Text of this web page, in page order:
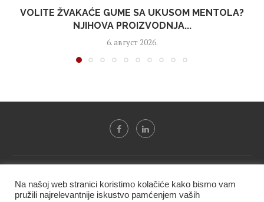
VOLITE ŽVAKAĆE GUME SA UKUSOM MENTOLA?
NJIHOVA PROIZVODNJA...
6. август 2026.
BIF PRESS doo" i ne smeju se presnositi niti koristiti, delimično
ni u celosti, bez izričite dozvole kompanije.
Na našoj web stranici koristimo kolačiće kako bismo vam
pružili najrelevantnije iskustvo pamćenjem vaših